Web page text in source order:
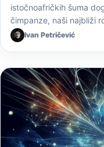
istočnoafričkih šuma
čimpanze, naši najbliži
Ivan Petričević